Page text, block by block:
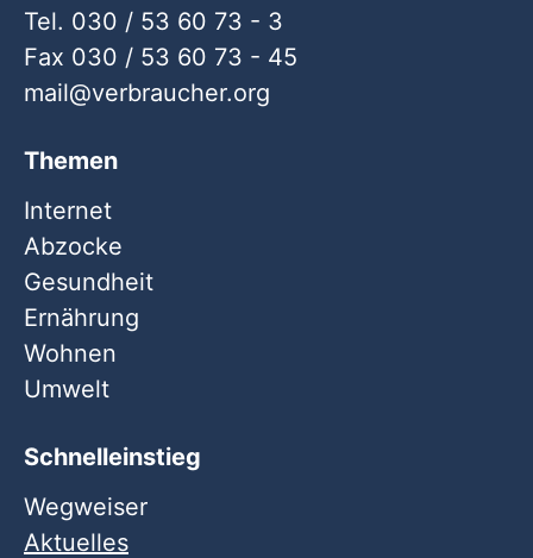
Tel. 030 / 53 60 73 - 3
Fax 030 / 53 60 73 - 45
mail
verbraucher org
Themen
Internet
Abzocke
Gesundheit
Ernährung
Wohnen
Umwelt
Schnelleinstieg
Wegweiser
Aktuelles